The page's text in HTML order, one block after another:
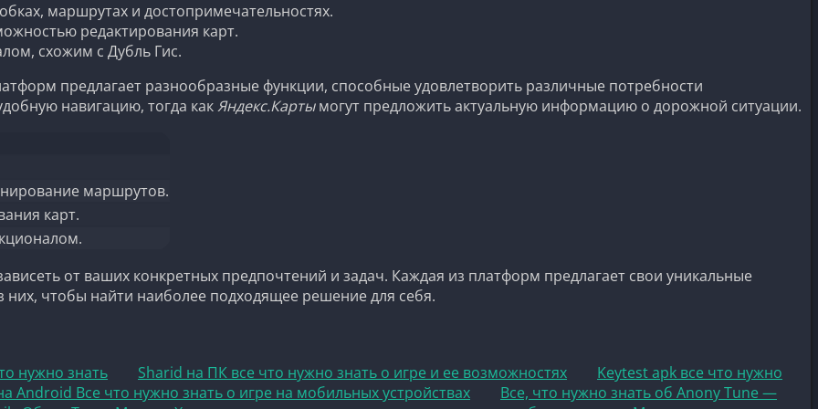
маршрутах и достопримечательностях.
редактирования карт.
схожим с Дубль Гис.
предлагает разнообразные функции, способные удовлетворить различные потребности
навигацию, тогда какЯндекс.Картымогут предложить актуальную информацию о дорожной ситуации.
маршрутов.
карт.
от ваших конкретных предпочтений и задач. Каждая из платформ предлагает свои уникальные
чтобы найти наиболее подходящее решение для себя.
нужно знать Sharid на ПК все что нужно знать о игре и ее возможностях
Keytest apk все что нужно
Android Все что нужно знать о игре на мобильных устройствах
Все, что нужно знать об Anony Tune —